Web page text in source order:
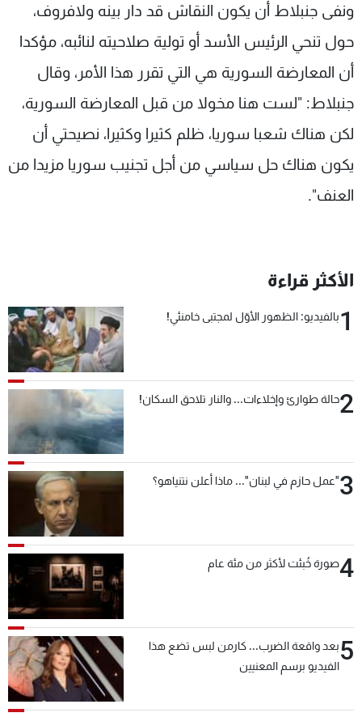
ونفى جنبلاط أن يكون النقاش قد دار بينه ولافروف،
حول تنحي الرئيس الأسد أو تولية صلاحيته لنائبه، مؤكدا
أن المعارضة السورية هي التي تقرر هذا الأمر، وقال
جنبلاط: "لست هنا مخولا من قبل المعارضة السورية،
لكن هناك شعبا سوريا، ظلم كثيرا وكثيرا، نصيحتي أن
يكون هناك حل سياسي من أجل تجنيب سوريا مزيدا من
العنف".
الأكثر قراءة
1بالفيديو: الظهور الأوّل لمجتبى خامنئي!
2حالة طوارئ وإخلاءات... والنار تلاحق السكان!
3"عمل حازم في لبنان"... ماذا أعلن نتنياهو؟
4صورة خُبئت لأكثر من مئة عام
5بعد واقعة الضرب... كارمن لبس تضع هذا
الفيديو برسم المعنيين